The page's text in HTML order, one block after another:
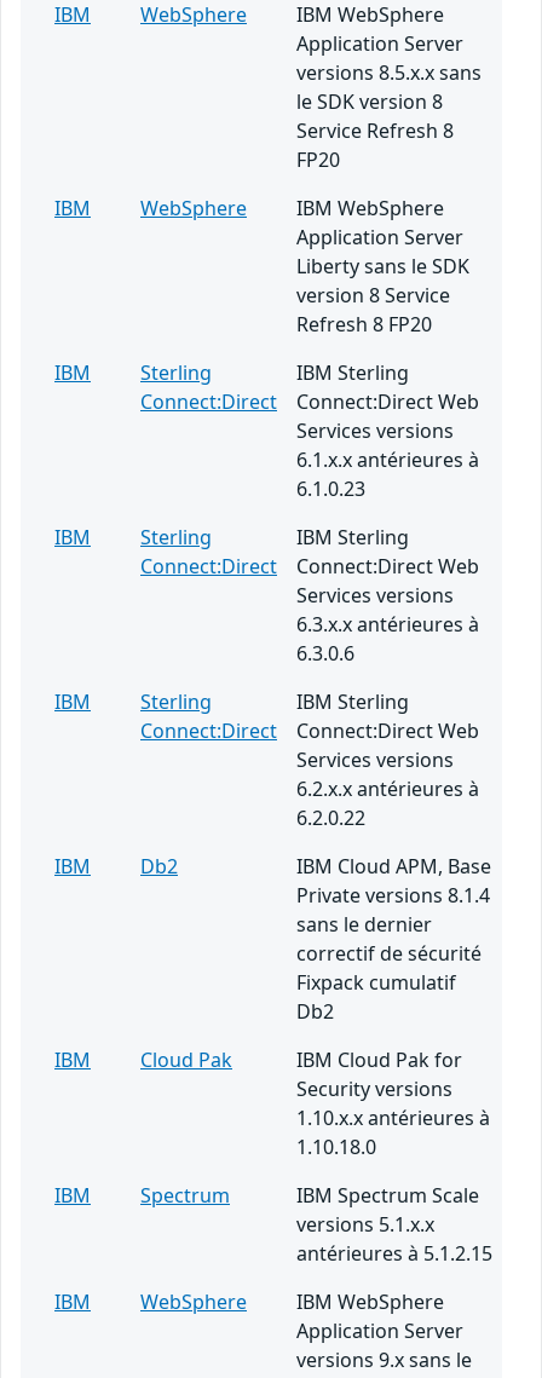
IBM
WebSphere
IBM WebSphere
Application Server
versions 8.5.x.x sans
le SDK version 8
Service Refresh 8
FP20
IBM
WebSphere
IBM WebSphere
Application Server
Liberty sans le SDK
version 8 Service
Refresh 8 FP20
IBM
Sterling
Connect:Direct
IBM Sterling
Connect:Direct Web
Services versions
6.1.x.x antérieures à
6.1.0.23
IBM
Sterling
Connect:Direct
IBM Sterling
Connect:Direct Web
Services versions
6.3.x.x antérieures à
6.3.0.6
IBM
Sterling
Connect:Direct
IBM Sterling
Connect:Direct Web
Services versions
6.2.x.x antérieures à
6.2.0.22
IBM
Db2
IBM Cloud APM, Base
Private versions 8.1.4
sans le dernier
correctif de sécurité
Fixpack cumulatif
Db2
IBM
Cloud Pak
IBM Cloud Pak for
Security versions
1.10.x.x antérieures à
1.10.18.0
IBM
Spectrum
IBM Spectrum Scale
versions 5.1.x.x
antérieures à 5.1.2.15
IBM
WebSphere
IBM WebSphere
Application Server
versions 9.x sans le